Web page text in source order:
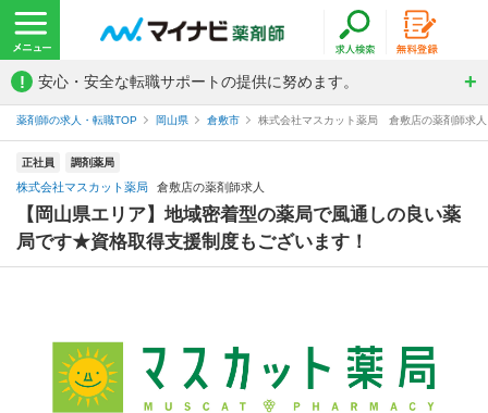
! 安心・安全な転職サポートの提供に努めます。
薬剤師の求人・転職TOP 岡山県 倉敷市 株式会社マスカット薬局 倉敷店の薬剤師求人
正社員 調剤薬局
株式会社マスカット薬局 倉敷店の薬剤師求人
【岡山県エリア】地域密着型の薬局で風通しの良い薬
局です★資格取得支援制度もございます！